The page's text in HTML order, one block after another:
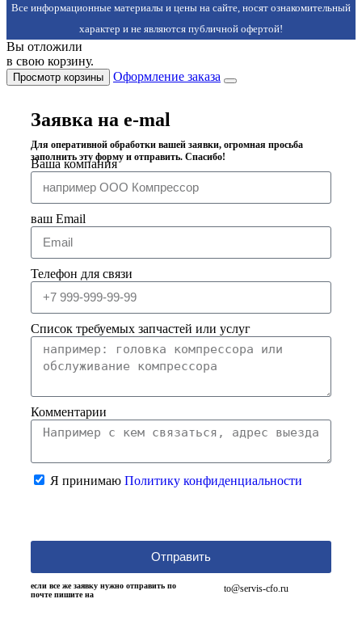
Все информационные материалы и цены на сайте, носят ознакомительный
характер и не являются публичной офертой!
Вы отложили
в свою корзину.
Просмотр корзины Оформление заказа
Заявка на e-mal
Для оперативной обработки вашей заявки, огромная просьба
заполнить эту форму и отправить. Спасибо!
Ваша компания
ваш Email
Телефон для связи
Список требуемых запчастей или услуг
Комментарии
Я принимаю Политику конфиденциальности
Отправить
если все же заявку нужно отправить по
почте пишите на
to@servis-cfo.ru